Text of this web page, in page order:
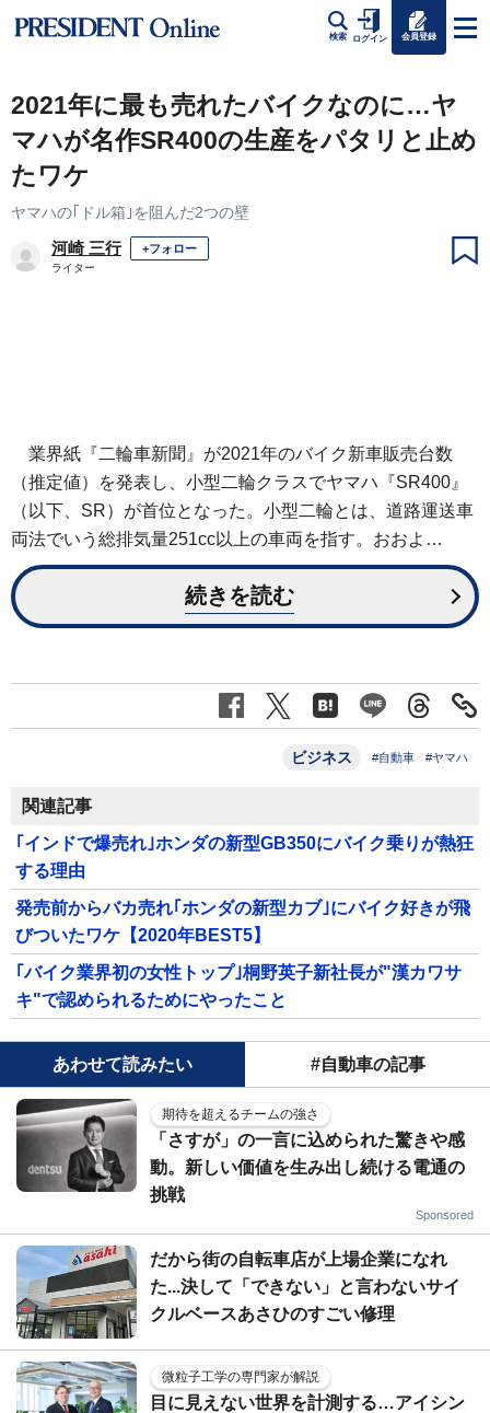
検索 ログイン 会員登録
2021年に最も売れたバイクなのに…ヤ
マハが名作SR400の生産をパタリと止め
たワケ
ヤマハの｢ドル箱｣を阻んだ2つの壁
河崎 三行 +フォロー
ライター
業界紙『二輪車新聞』が2021年のバイク新車販売台数
（推定値）を発表し、小型二輪クラスでヤマハ『SR400』
（以下、SR）が首位となった。小型二輪とは、道路運送車
両法でいう総排気量251cc以上の車両を指す。おおよ…
続きを読む
ビジネス #自動車 #ヤマハ
関連記事
｢インドで爆売れ｣ホンダの新型GB350にバイク乗りが熱狂
する理由
発売前からバカ売れ｢ホンダの新型カブ｣にバイク好きが飛
びついたワケ【2020年BEST5】
｢バイク業界初の女性トップ｣桐野英子新社長が"漢カワサ
キ"で認められるためにやったこと
あわせて読みたい #自動車の記事
期待を超えるチームの強さ
「さすが」の一言に込められた驚きや感
動。新しい価値を生み出し続ける電通の
挑戦
Sponsored
だから街の自転車店が上場企業になれ
た...決して「できない」と言わないサイ
クルベースあさひのすごい修理
微粒子工学の専門家が解説
目に見えない世界を計測する…アイシン